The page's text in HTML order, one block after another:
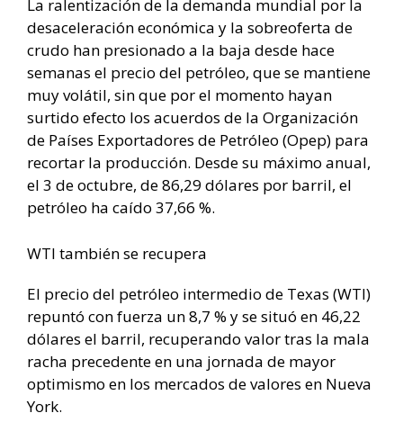
La ralentización de la demanda mundial por la
desaceleración económica y la sobreoferta de
crudo han presionado a la baja desde hace
semanas el precio del petróleo, que se mantiene
muy volátil, sin que por el momento hayan
surtido efecto los acuerdos de la Organización
de Países Exportadores de Petróleo (Opep) para
recortar la producción. Desde su máximo anual,
el 3 de octubre, de 86,29 dólares por barril, el
petróleo ha caído 37,66 %.
WTI también se recupera
El precio del petróleo intermedio de Texas (WTI)
repuntó con fuerza un 8,7 % y se situó en 46,22
dólares el barril, recuperando valor tras la mala
racha precedente en una jornada de mayor
optimismo en los mercados de valores en Nueva
York.